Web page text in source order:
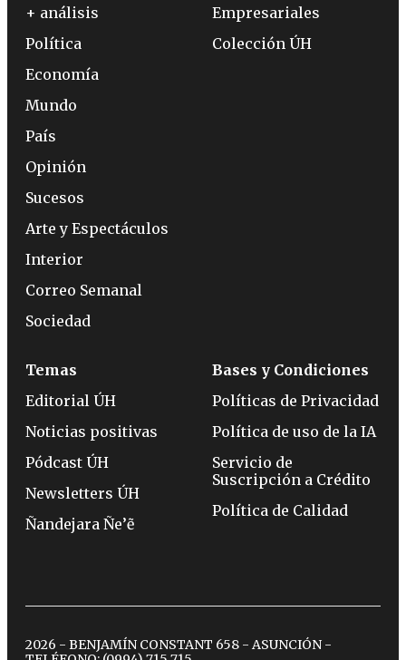
+ análisis
Política
Economía
Mundo
País
Opinión
Sucesos
Arte y Espectáculos
Interior
Correo Semanal
Sociedad
Empresariales
Colección ÚH
Temas
Editorial ÚH
Noticias positivas
Pódcast ÚH
Newsletters ÚH
Ñandejara Ñe’ẽ
Bases y Condiciones
Políticas de Privacidad
Política de uso de la IA
Servicio de
Suscripción a Crédito
Política de Calidad
2026 - BENJAMÍN CONSTANT 658 - ASUNCIÓN -